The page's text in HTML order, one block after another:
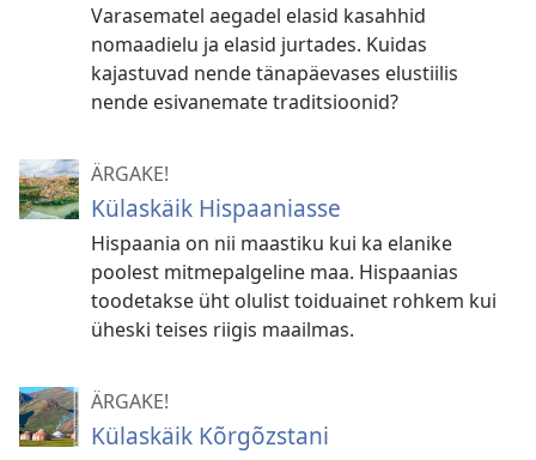
Varasematel aegadel elasid kasahhid
nomaadielu ja elasid jurtades. Kuidas
kajastuvad nende tänapäevases elustiilis
nende esivanemate traditsioonid?
ÄRGAKE!
Külaskäik Hispaaniasse
Hispaania on nii maastiku kui ka elanike
poolest mitmepalgeline maa. Hispaanias
toodetakse üht olulist toiduainet rohkem kui
üheski teises riigis maailmas.
ÄRGAKE!
Külaskäik Kõrgõzstani